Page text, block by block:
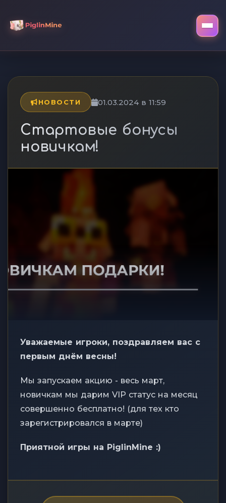
НОВОСТИ 01.03.2024 в 11:59
Стартовые бонусы
новичкам!
Уважаемые игроки, поздравляем вас с
первым днём весны!
Мы запускаем акцию - весь март,
новичкам мы дарим VIP статус на месяц
совершенно бесплатно! (для тех кто
зарегистрировался в марте)
Приятной игры на PiglinMine :)